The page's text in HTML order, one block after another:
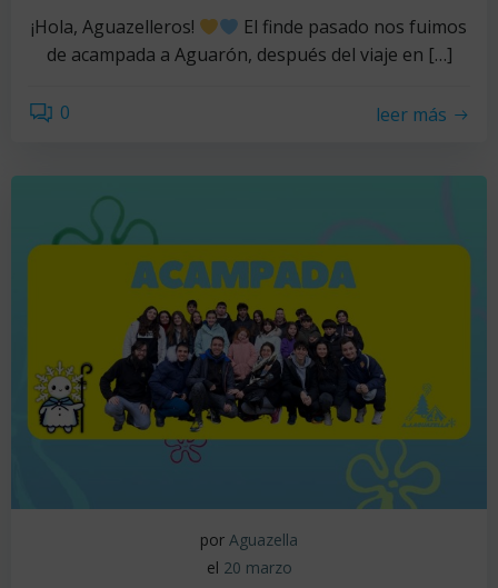
¡Hola, Aguazelleros!
El finde pasado nos fuimos
de acampada a Aguarón, después del viaje en […]
0 leer más
por Aguazella
el 20 marzo